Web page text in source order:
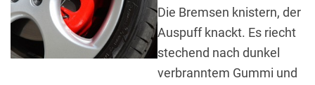
Die Bremsen knistern, der
Auspuff knackt. Es riecht
stechend nach dunkel
verbranntem Gummi und